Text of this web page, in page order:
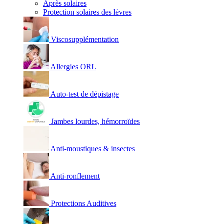
Après solaires
Protection solaires des lèvres
Viscosupplémentation
Allergies ORL
Auto-test de dépistage
Jambes lourdes, hémorroïdes
Anti-moustiques & insectes
Anti-ronflement
Protections Auditives